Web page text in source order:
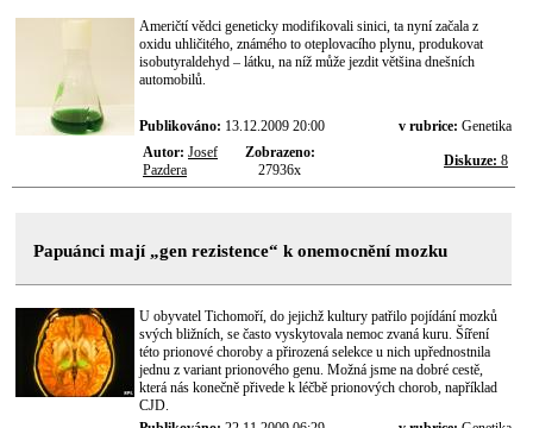
Američtí vědci geneticky modifikovali sinici, ta nyní začala z
oxidu uhličitého, známého to oteplovacího plynu, produkovat
isobutyraldehyd – látku, na níž může jezdit většina dnešních
automobilů.
Publikováno: 13.12.2009 20:00 v rubrice: Genetika
Autor: Josef
Pazdera
Zobrazeno:
27936x
Diskuze: 8
Papuánci mají „gen rezistence“ k onemocnění mozku
U obyvatel Tichomoří, do jejichž kultury patřilo pojídání mozků
svých bližních, se často vyskytovala nemoc zvaná kuru. Šíření
této prionové choroby a přirozená selekce u nich upřednostnila
jednu z variant prionového genu. Možná jsme na dobré cestě,
která nás konečně přivede k léčbě prionových chorob, například
CJD.